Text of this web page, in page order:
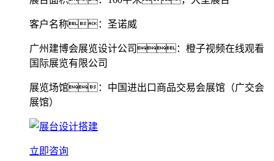
客户名称：圣诺威
广州建博会展览设计公司：橙子视频在线观看
国际展览有限公司
展览场馆：中国进出口商品交易会展馆（广交会
展馆）
立即咨询